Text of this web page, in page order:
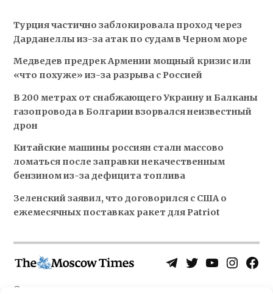
Турция частично заблокировала проход через
Дарданеллы из-за атак по судам в Черном море
Медведев предрек Армении мощный кризис или
«что похуже» из-за разрыва с Россией
В 200 метрах от снабжающего Украину и Балканы
газопровода в Болгарии взорвался неизвестный
дрон
Китайские машины россиян стали массово
ломаться после заправки некачественным
бензином из-за дефицита топлива
Зеленский заявил, что договорился с США о
ежемесячных поставках ракет для Patriot
Telegram
TwitterYouTubeInstagram
О нас